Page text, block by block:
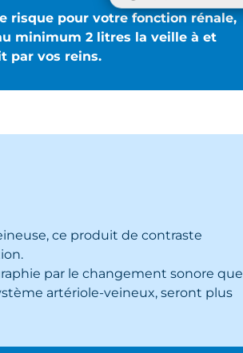
risque pour votre fonction rénale,
minimum 2 litres la veille à et
par vos reins.
ce produit de contraste
par le changement sonore que
artériole-veineux, seront plus